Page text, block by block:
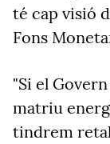
té cap visió
Fons
"Si el
matriu
tindrem